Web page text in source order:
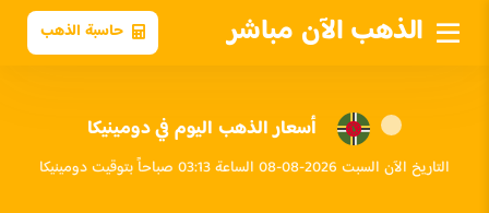
الذهب الآن مباشر حاسبة الذهب
أسعار الذهب اليوم في دومينيكا
التاريخ الآن السبت 2026-08-08 الساعة 03:13 صباحاً بتوقيت دومينيكا